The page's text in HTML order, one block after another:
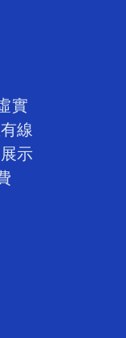
實
線
示